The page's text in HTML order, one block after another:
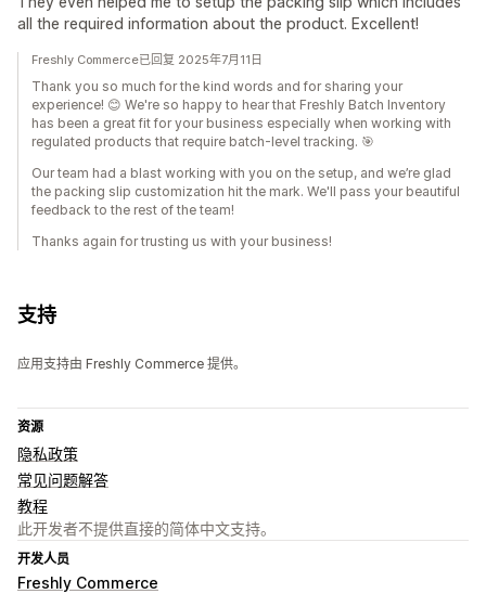
all the required information about the product. Excellent!
Freshly Commerce已回复 2025年7月11日
Thank you so much for the kind words and for sharing your
experience! 😊 We're so happy to hear that Freshly Batch Inventory
has been a great fit for your business especially when working with
regulated products that require batch-level tracking. 🎯
Our team had a blast working with you on the setup, and we’re glad
the packing slip customization hit the mark. We'll pass your beautiful
feedback to the rest of the team!
Thanks again for trusting us with your business!
支持
应用支持由 Freshly Commerce 提供。
资源
隐私政策
常见问题解答
教程
此开发者不提供直接的简体中文支持。
开发人员
Freshly Commerce